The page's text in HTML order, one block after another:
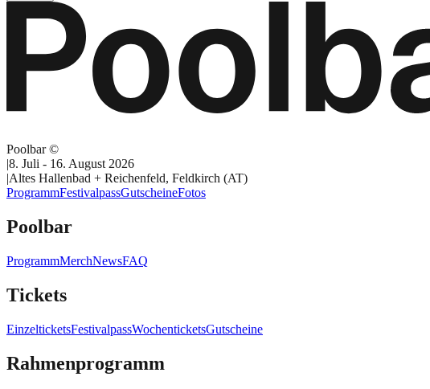
Poolbar ©
8. Juli - 16. August 2026
Altes Hallenbad + Reichenfeld, Feldkirch (AT)
ProgrammFestivalpassGutscheineFotos
Poolbar
ProgrammMerchNewsFAQ
Tickets
EinzelticketsFestivalpassWochenticketsGutscheine
Rahmenprogramm